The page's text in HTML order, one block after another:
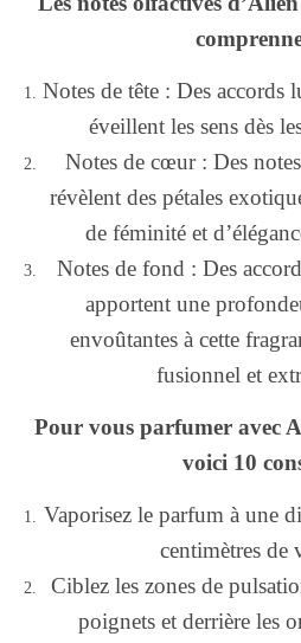
Notes de tête : Des
éveillent les sens dès
Notes de cœur : Des
révèlent des pétales
de féminité et
Notes de fond : Des
apportent une
envoûtantes à cette
fusionnel et
Pour vous parfumer avec
voici 10
Vaporisez le parfum à une
centimètres de
Ciblez les zones de
poignets et derrière les